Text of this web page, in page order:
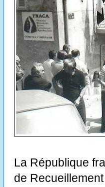
La République
de